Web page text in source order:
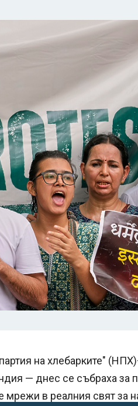
на хлебарките"
— днес се събраха за
мрежи в реалния свят за